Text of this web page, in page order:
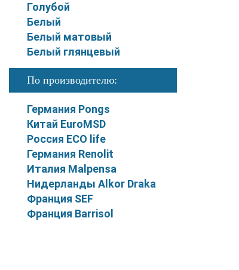
Голубой
Белый
Белый матовый
Белый глянцевый
По производителю:
Германия Pongs
Китай ЕuroMSD
Россия ECO life
Германия Renolit
Италия Malpensa
Нидерланды Alkor Draka
Франция SEF
Франция Barrisol